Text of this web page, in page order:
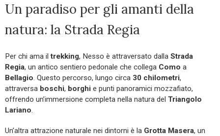
Un paradiso per gli amanti della
natura: la Strada Regia
Per chi ama iltrekking, Nesso è attraversato dalla Strada
Regia, un antico sentiero pedonale che collega Como a
Bellagio . Questo percorso, lungo circa 30 chilometri,
attraversa boschi, borghi e punti panoramici mozzafiato,
offrendo un’immersione completa nella natura del Triangolo
Lariano
Un’altra attrazione naturale nei dintorni è la Grotta Masera, un